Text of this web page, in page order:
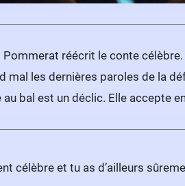
réécrit le conte célèbre.
mal les dernières paroles de la
bal est un déclic. Elle accepte
célèbre et tu as d’ailleurs